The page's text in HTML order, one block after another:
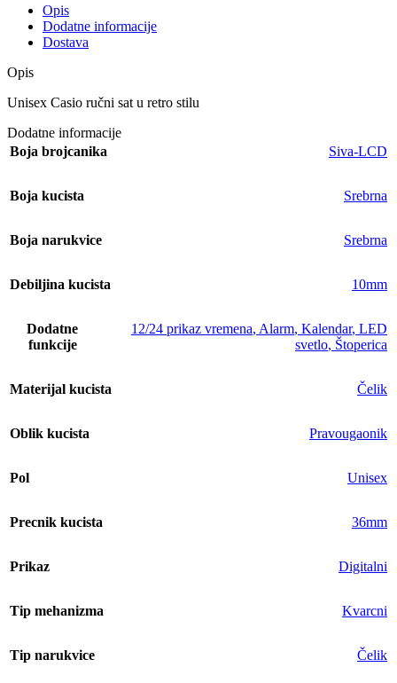
Opis
Dodatne informacije
Dostava
Opis
Unisex Casio ručni sat u retro stilu
Dodatne informacije
Boja brojcanika
Siva-LCD
Boja kucista Srebrna
Boja narukvice Srebrna
Debiljina kucista 10mm
Dodatne
funkcije
12/24 prikaz vremena, Alarm, Kalendar, LED
svetlo, Štoperica
Materijal kucista Čelik
Oblik kucista Pravougaonik
Pol Unisex
Precnik kucista 36mm
Prikaz Digitalni
Tip mehanizma Kvarcni
Tip narukvice Čelik